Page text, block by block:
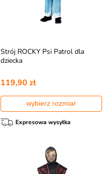
Strój ROCKY Psi Patrol dla
dziecka
119,90 zł
wybierz rozmiar
Expresowa wysyłka